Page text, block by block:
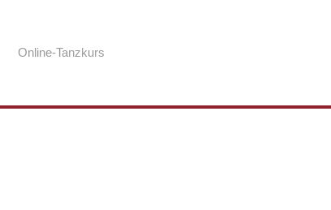
Online-Tanzkurs